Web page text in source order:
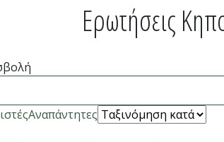
Ερωτήσεις
Αναπάντητες